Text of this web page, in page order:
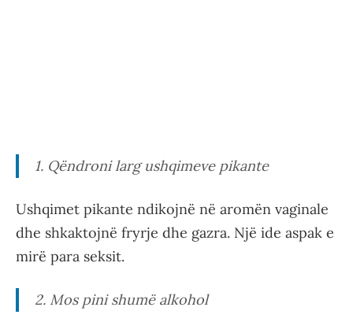
1. Qëndroni larg ushqimeve pikante
Ushqimet pikante ndikojnë në aromën vaginale
dhe shkaktojnë fryrje dhe gazra. Një ide aspak e
mirë para seksit.
2. Mos pini shumë alkohol